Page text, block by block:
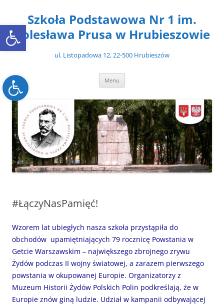
Open toolbar
Open toolbar
treściSzkoła Podstawowa Nr 1 im.
Bolesława Prusa w Hrubieszowie
ul. Listopadowa 12, 22-500 Hrubieszów
Menu
#ŁączyNasPamięć!
Wzorem lat ubiegłych nasza szkoła przystąpiła do
obchodów upamiętniających 79 rocznicę Powstania w
Getcie Warszawskim – największego zbrojnego zrywu
Żydów podczas II wojny światowej, a zarazem pierwszego
powstania w okupowanej Europie. Organizatorzy z
Muzeum Historii Żydów Polskich Polin podkreślają, że w
Europie znów giną ludzie. Udział w kampanii odbywającej